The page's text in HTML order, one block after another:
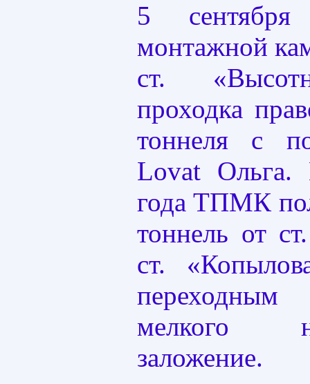
5
монтажной
ст.
проходка
тоннеля с
Lovat
года ТПМК
тоннель от
ст.
мелкого
заложение.